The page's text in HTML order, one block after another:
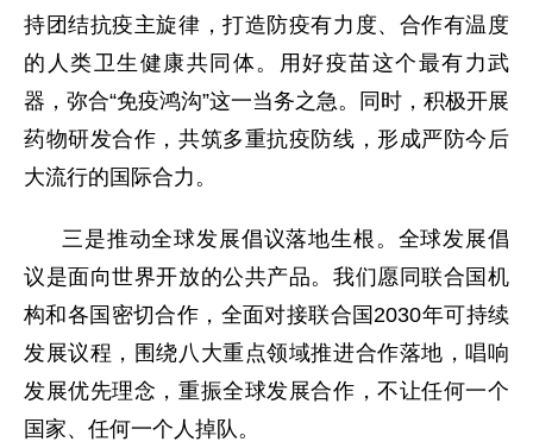
持团结抗疫主旋律，打造防疫有力度、合作有温度
的人类卫生健康共同体。用好疫苗这个最有力武
器，弥合“免疫鸿沟”这一当务之急。同时，积极开展
药物研发合作，共筑多重抗疫防线，形成严防今后
大流行的国际合力。
三是推动全球发展倡议落地生根。全球发展倡
议是面向世界开放的公共产品。我们愿同联合国机
构和各国密切合作，全面对接联合国2030年可持续
发展议程，围绕八大重点领域推进合作落地，唱响
发展优先理念，重振全球发展合作，不让任何一个
国家、任何一个人掉队。